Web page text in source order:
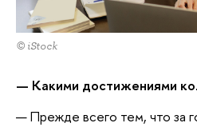
© iStock
— Какими достижениями
— Прежде всего тем, что за